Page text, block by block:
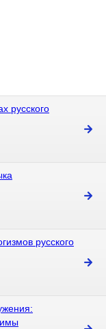
русского
русского